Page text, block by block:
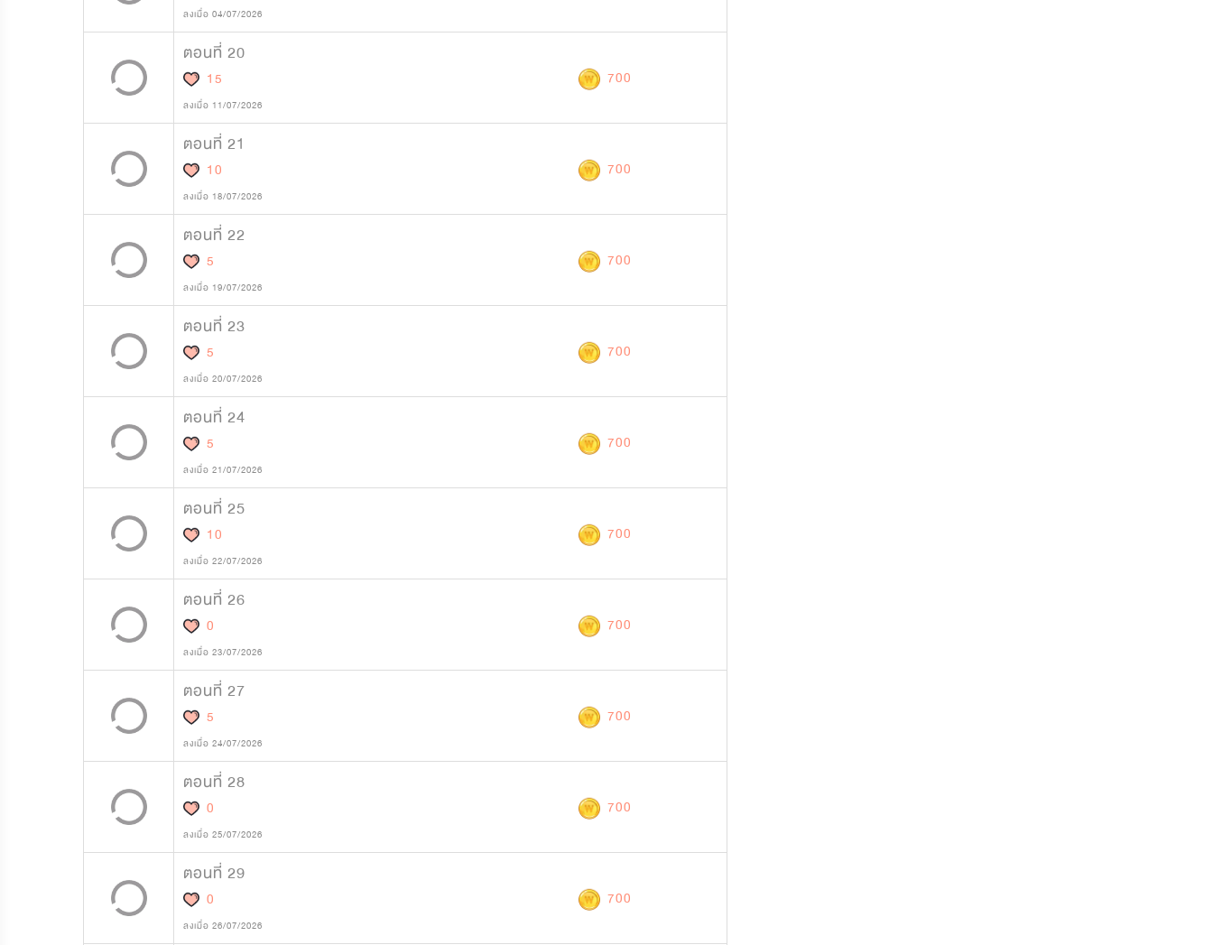
ลงเมื่อ 04/07/2026
ตอนที่ 20
15 700
ลงเมื่อ 11/07/2026
ตอนที่ 21
10 700
ลงเมื่อ 18/07/2026
ตอนที่ 22
5 700
ลงเมื่อ 19/07/2026
ตอนที่ 23
5 700
ลงเมื่อ 20/07/2026
ตอนที่ 24
5 700
ลงเมื่อ 21/07/2026
ตอนที่ 25
10 700
ลงเมื่อ 22/07/2026
ตอนที่ 26
0 700
ลงเมื่อ 23/07/2026
ตอนที่ 27
5 700
ลงเมื่อ 24/07/2026
ตอนที่ 28
0 700
ลงเมื่อ 25/07/2026
ตอนที่ 29
0 700
ลงเมื่อ 26/07/2026